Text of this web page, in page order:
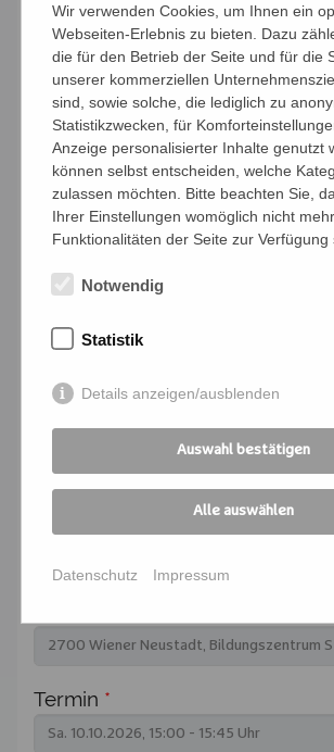
Anzahl Personen
Namen der Personen (Vor- und
Bedingungen
Kommunikation für die
Veranstaltung an:
Kursnummer*
Termin *
Wir verwenden Cookies, um Ihnen ein
Webseiten-Erlebnis zu bieten. Dazu
die für den Betrieb der Seite und für die
unserer kommerziellen
sind, sowie solche, die lediglich zu
Statistikzwecken, für
Anzeige personalisierter Inhalte genutzt
können selbst entscheiden, welche
zulassen möchten. Bitte beachten Sie,
Ihrer Einstellungen womöglich nicht
Funktionalitäten der Seite zur Verfügung
Notwendig
Statistik
Details anzeigen/ausblenden
Auswahl bestätigen
Alle auswählen
Datenschutz Impressum